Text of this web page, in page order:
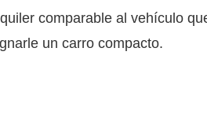
comparable al vehículo
un carro compacto.